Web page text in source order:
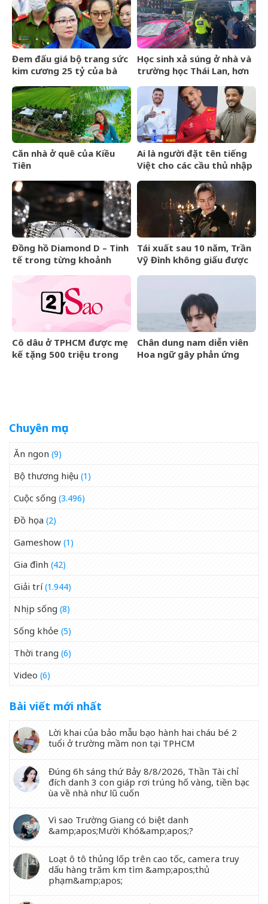
địch ĐNÁ của FIFA
Đem đấu giá bộ trang sức
kim cương 25 tỷ của bà
hóa đơn nhưng món đắt
nhất giá 9,4 tỷ
Học sinh xả súng ở nhà và
trường học Thái Lan, hơn
Căn nhà ở quê của Kiều
Tiên
Ai là người đặt tên tiếng
Việt cho các cầu thủ nhập
Đồng hồ Diamond D – Tinh
tế trong từng khoảnh
Tái xuất sau 10 năm, Trần
Vỹ Đình không giấu được
Cô dâu ở TPHCM được mẹ
kế tặng 500 triệu trong
Chân dung nam diễn viên
Hoa ngữ gây phản ứng
Chuyên mục
Ăn ngon (9)
Bộ thương hiệu (1)
Cuộc sống (3.496)
Đồ họa (2)
Gameshow (1)
Gia đình (42)
Giải trí(1.944)
Nhịp sống (8)
Sống khỏe (5)
Thời trang (6)
Video (6)
Bài viết mới nhất
Lời khai của bảo mẫu bạo hành hai cháu bé 2
tuổi ở trường mầm non tại TPHCM
Đúng 6h sáng thứ Bảy 8/8/2026, Thần Tài chỉ
đích danh 3 con giáp rơi trúng hố vàng, tiền bạc
ùa về nhà như lũ cuốn
Vì sao Trường Giang có biệt danh
&amp;apos;Mười Khó&amp;apos;?
Loạt ô tô thủng lốp trên cao tốc, camera truy
dấu hàng trăm km tìm &amp;apos;thủ
phạm&amp;apos;